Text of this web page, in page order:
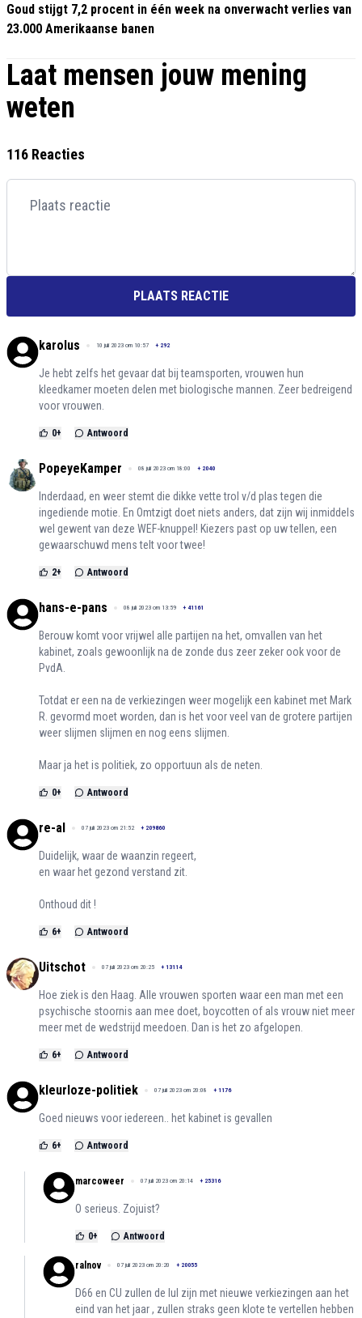
Goud stijgt 7,2 procent in één week na onverwacht verlies van
23.000 Amerikaanse banen
Laat mensen jouw mening
weten
116 Reacties
PLAATS REACTIE
karolus 10 juli 2023 om 10:57 + 292
Je hebt zelfs het gevaar dat bij teamsporten, vrouwen hun
kleedkamer moeten delen met biologische mannen. Zeer bedreigend
voor vrouwen.
0+ Antwoord
PopeyeKamper 08 juli 2023 om 18:00 + 2040
Inderdaad, en weer stemt die dikke vette trol v/d plas tegen die
ingediende motie. En Omtzigt doet niets anders, dat zijn wij inmiddels
wel gewent van deze WEF-knuppel! Kiezers past op uw tellen, een
gewaarschuwd mens telt voor twee!
2+ Antwoord
hans-e-pans 08 juli 2023 om 13:59 + 41161
Berouw komt voor vrijwel alle partijen na het, omvallen van het
kabinet, zoals gewoonlijk na de zonde dus zeer zeker ook voor de
PvdA.
Totdat er een na de verkiezingen weer mogelijk een kabinet met Mark
R. gevormd moet worden, dan is het voor veel van de grotere partijen
weer slijmen slijmen en nog eens slijmen.
Maar ja het is politiek, zo opportuun als de neten.
0+ Antwoord
re-al 07 juli 2023 om 21:52 + 209860
Duidelijk, waar de waanzin regeert,
en waar het gezond verstand zit.
Onthoud dit !
6+ Antwoord
Uitschot 07 juli 2023 om 20:25 + 13114
Hoe ziek is den Haag. Alle vrouwen sporten waar een man met een
psychische stoornis aan mee doet, boycotten of als vrouw niet meer
meer met de wedstrijd meedoen. Dan is het zo afgelopen.
6+ Antwoord
kleurloze-politiek 07 juli 2023 om 20:08 + 1176
Goed nieuws voor iedereen.. het kabinet is gevallen
6+ Antwoord
marcoweer 07 juli 2023 om 20:14 + 25316
O serieus. Zojuist?
0+ Antwoord
ralnov 07 juli 2023 om 20:20 + 20055
D66 en CU zullen de lul zijn met nieuwe verkiezingen aan het
eind van het jaar , zullen straks geen klote te vertellen hebben